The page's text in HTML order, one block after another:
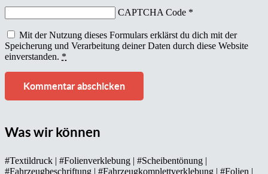
CAPTCHA Code *
Mit der Nutzung dieses Formulars erklärst du dich mit der
Speicherung und Verarbeitung deiner Daten durch diese Website
einverstanden. *
Kommentar abschicken
Was wir können
#Textildruck | #Folienverklebung | #Scheibentönung |
#Fahrzeugbeschriftung | #Fahrzeugkomplettverklebung | #Folien |